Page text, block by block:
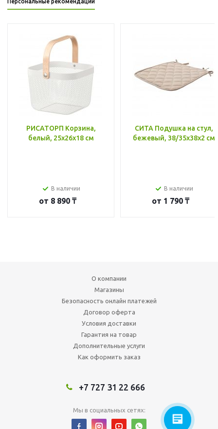
РИСАТОРП Корзина,
белый, 25x26x18 см
В наличии
от 8 890 ₸
СИТА Подушка на стул,
бежевый, 38/35x38x2 см
В наличии
от 1 790 ₸
О компании
Магазины
Безопасность онлайн платежей
Договор оферта
Условия доставки
Гарантия на товар
Дополнительные услуги
Как оформить заказ
+7 727 31 22 666
Мы в социальных сетях: